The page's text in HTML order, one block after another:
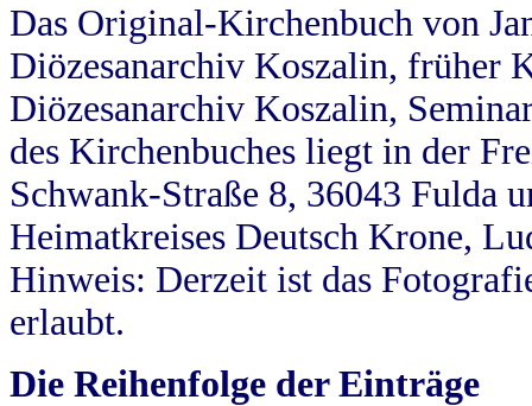
Das Original-Kirchenbuch von
Diözesanarchiv Koszalin, früher
Diözesanarchiv Koszalin,
des Kirchenbuches liegt in der
Schwank-Straße 8, 36043 Fulda
Heimatkreises Deutsch Krone,
Hinweis: Derzeit ist das
erlaubt.
Die Reihenfolge der Einträge